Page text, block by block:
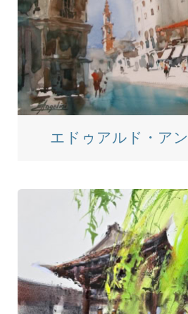
エドゥアルド・ア